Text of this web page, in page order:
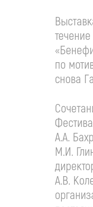
по
снова
А.А.
М.И.
А.В.